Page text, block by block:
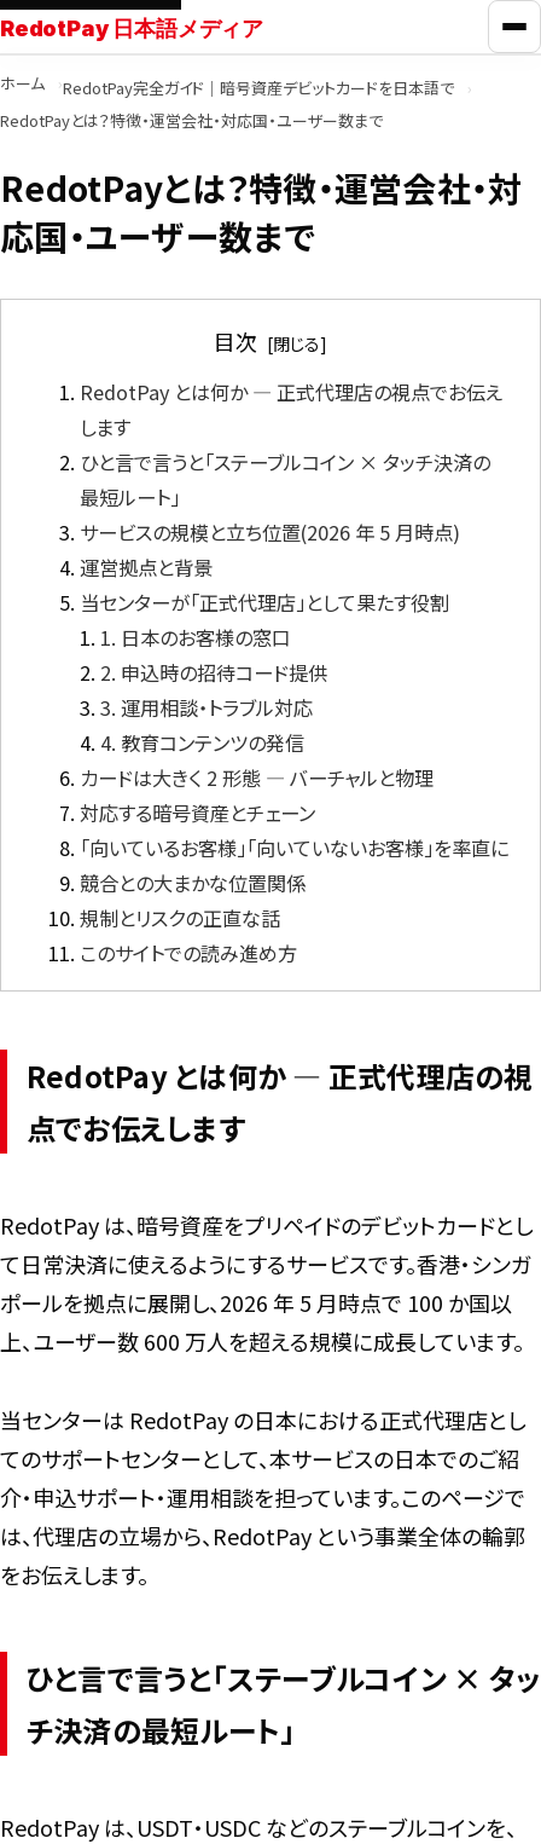
RedotPay 日本語メディア メ
RedotPayガイド
カード比較
学ぶ
ツール
お問い合わせ
言語
ホーム
RedotPay完全ガイド｜暗号資産デビットカードを日本語で
RedotPayとは？特徴・運営会社・対応国・ユーザー数まで
RedotPayとは？特徴・運営会社・対
応国・ユーザー数まで
目次
RedotPay とは何か ― 正式代理店の視点でお伝え
します
ひと言で言うと「ステーブルコイン × タッチ決済の
最短ルート」
サービスの規模と立ち位置(2026 年 5 月時点)
運営拠点と背景
当センターが「正式代理店」として果たす役割
1. 日本のお客様の窓口
2. 申込時の招待コード提供
3. 運用相談・トラブル対応
4. 教育コンテンツの発信
カードは大きく 2 形態 ― バーチャルと物理
対応する暗号資産とチェーン
「向いているお客様」「向いていないお客様」を率直に
競合との大まかな位置関係
規制とリスクの正直な話
このサイトでの読み進め方
RedotPay とは何か ― 正式代理店の視
点でお伝えします
RedotPay は、暗号資産をプリペイドのデビットカードとし
て日常決済に使えるようにするサービスです。香港・シンガ
ポールを拠点に展開し、2026 年 5 月時点で 100 か国以
上、ユーザー数 600 万人を超える規模に成長しています。
当センターは RedotPay の日本における正式代理店とし
てのサポートセンターとして、本サービスの日本でのご紹
介・申込サポート・運用相談を担っています。このページで
は、代理店の立場から、RedotPay という事業全体の輪郭
をお伝えします。
ひと言で言うと「ステーブルコイン × タッ
チ決済の最短ルート」
RedotPay は、USDT・USDC などのステーブルコインを、